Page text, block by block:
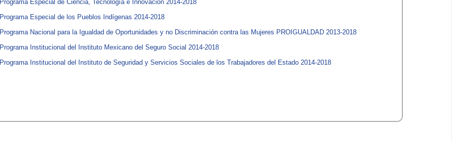
Programa Especial de Ciencia, Tecnología e Innovación 2014-2018​
Programa Especial de los Pueblos Indígenas 2014-2018​
Programa Nacional para la Igualdad de Oportunidades y no Discriminación contra las Mujeres PROIGUALDAD 2013-2018​
Programa Institucional del Instituto Mexicano del Seguro Social 2014-2018​
Programa Institucional del Instituto de Seguridad y Servicios Sociales de los Trabajadores del Estado 2014-2018​​